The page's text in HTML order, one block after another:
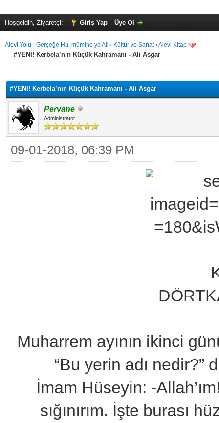
Hoşgeldin, Ziyaretçi: Giriş Yap Üye Ol
Alevi Yolu - Gerçeğe Hü, mümine ya Ali › Kültür ve Sanat›Alevi Kitap
#YENİ! Kerbela’nın Küçük Kahramanı - Ali Asgar
#YENİ! Kerbela’nın Küçük Kahramanı - Ali Asgar
Pervane
Administrator
09-01-2018, 06:39 PM
Muharrem ayının ikinci
“Bu yerin adı nedir?”
İmam Hüseyin: -
sığınırım. İşte burası